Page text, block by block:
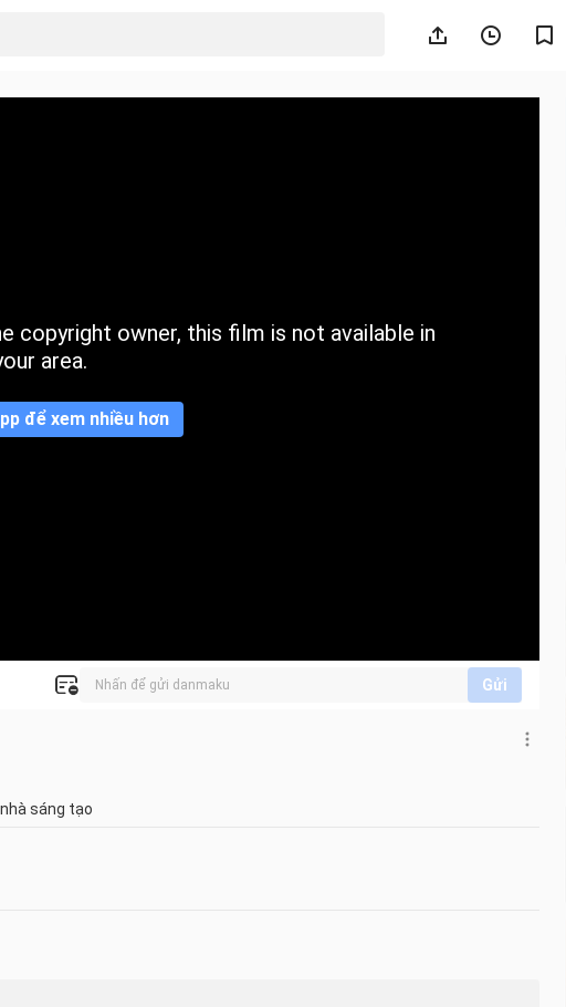
copyright owner, this film is not available in
area.
để xem nhiều hơn
Gửi
sáng tạo